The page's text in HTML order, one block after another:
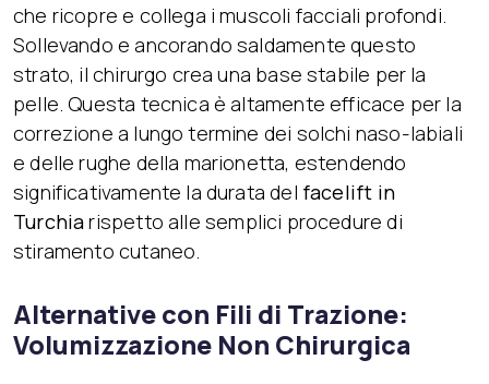
che ricopre e collega i muscoli facciali profondi.
Sollevando e ancorando saldamente questo
strato, il chirurgo crea una base stabile per la
pelle. Questa tecnica è altamente efficace per la
correzione a lungo termine dei solchi naso-labiali
e delle rughe della marionetta, estendendo
significativamente la durata del facelift in
Turchiarispetto alle semplici procedure di
stiramento cutaneo.
Alternative con Fili di Trazione:
Volumizzazione Non Chirurgica